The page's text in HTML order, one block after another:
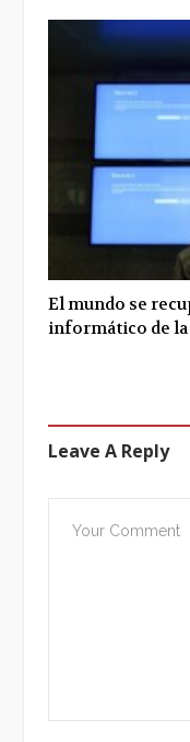
El mundo se
informático de
Leave A Reply